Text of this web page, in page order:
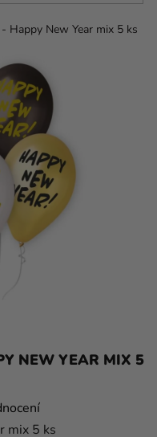
Happy New Year mix 5 ks
NEW YEAR MIX 5
mix 5 ks